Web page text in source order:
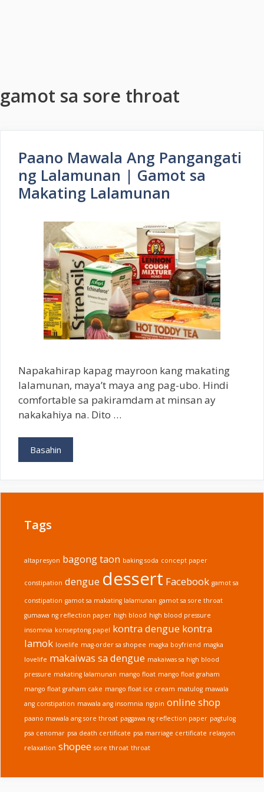
gamot sa sore throat
Paano Mawala Ang Pangangati
ng Lalamunan | Gamot sa
Makating Lalamunan
Napakahirap kapag mayroon kang makating
lalamunan, maya’t maya ang pag-ubo. Hindi
comfortable sa pakiramdam at minsan ay
nakakahiya na. Dito …
Basahin
Mawala
Makating
Lalamunan
Tags
altapresyon bagong taon baking soda concept paper
constipation dengue dessert Facebook gamot sa
constipation gamot sa makating lalamunan gamot sa sore throat
gumawa ng reflection paper high blood high blood pressure
insomnia konseptong papel kontra dengue kontra
lamok lovelife mag-order sa shopee magka boyfriend magka
lovelife makaiwas sa dengue makaiwas sa high blood
pressure makating lalamunan mango float mango float graham
mango float graham cake mango float ice cream matulog mawala
ang constipation mawala ang insomnia ngipin online shop
paano mawala ang sore throat paggawa ng reflection paper pagtulog
psa cenomar psa death certificate psa marriage certificate relasyon
relaxation shopee sore throat throat